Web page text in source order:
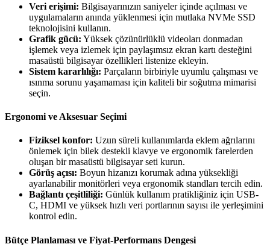
Veri erişimi: Bilgisayarınızın saniyeler içinde açılması ve
uygulamaların anında yüklenmesi için mutlaka NVMe SSD
teknolojisini kullanın.
Grafik gücü: Yüksek çözünürlüklü videoları donmadan
işlemek veya izlemek için paylaşımsız ekran kartı desteğini
masaüstü bilgisayar özellikleri listenize ekleyin.
Sistem kararlılığı: Parçaların birbiriyle uyumlu çalışması ve
ısınma sorunu yaşamaması için kaliteli bir soğutma mimarisi
seçin.
Ergonomi ve Aksesuar Seçimi
Fiziksel konfor: Uzun süreli kullanımlarda eklem ağrılarını
önlemek için bilek destekli klavye ve ergonomik farelerden
oluşan bir masaüstü bilgisayar seti kurun.
Görüş açısı: Boyun hizanızı korumak adına yüksekliği
ayarlanabilir monitörleri veya ergonomik standları tercih edin.
Bağlantı çeşitliliği: Günlük kullanım pratikliğiniz için USB-
C, HDMI ve yüksek hızlı veri portlarının sayısı ile yerleşimini
kontrol edin.
Bütçe Planlaması ve Fiyat-Performans Dengesi